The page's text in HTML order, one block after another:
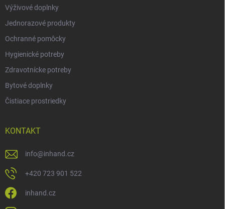
Výživové doplnky
Jednorazové produkty
Ochranné pomôcky
Hygienické potreby
Zdravotnícke potreby
Bytové doplnky
Čistiace prostriedky
KONTAKT
info@inhand.cz
+420 723 901 522
inhand.cz